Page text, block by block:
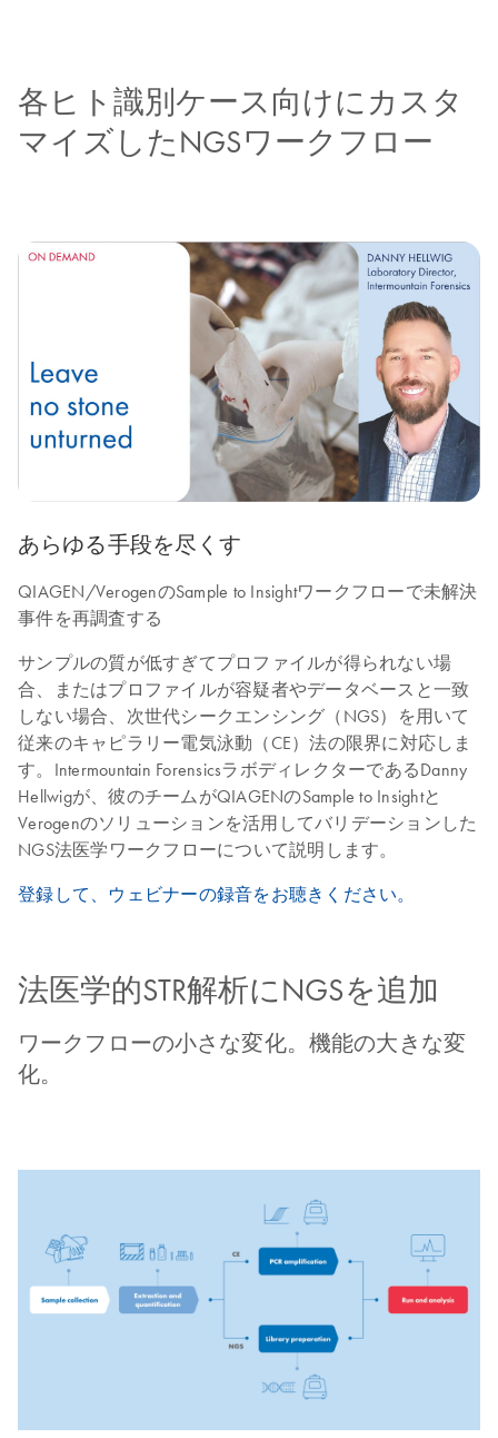
各ヒト識別ケース向けにカスタ
マイズしたNGSワークフロー
あらゆる手段を尽くす
QIAGEN/VerogenのSample to Insightワークフローで未解決
事件を再調査する
サンプルの質が低すぎてプロファイルが得られない場
合、またはプロファイルが容疑者やデータベースと一致
しない場合、次世代シークエンシング（NGS）を用いて
従来のキャピラリー電気泳動（CE）法の限界に対応しま
す。Intermountain ForensicsラボディレクターであるDanny
Hellwigが、彼のチームがQIAGENのSample to Insightと
Verogenのソリューションを活用してバリデーションした
NGS法医学ワークフローについて説明します。
登録して、ウェビナーの録音をお聴きください。
法医学的STR解析にNGSを追加
ワークフローの小さな変化。機能の大きな変
化。